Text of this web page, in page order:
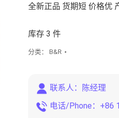
全新正品 货期短 价格优
库存 3 件
分类： B&R
联系人：陈经理
电话/Phone：+86